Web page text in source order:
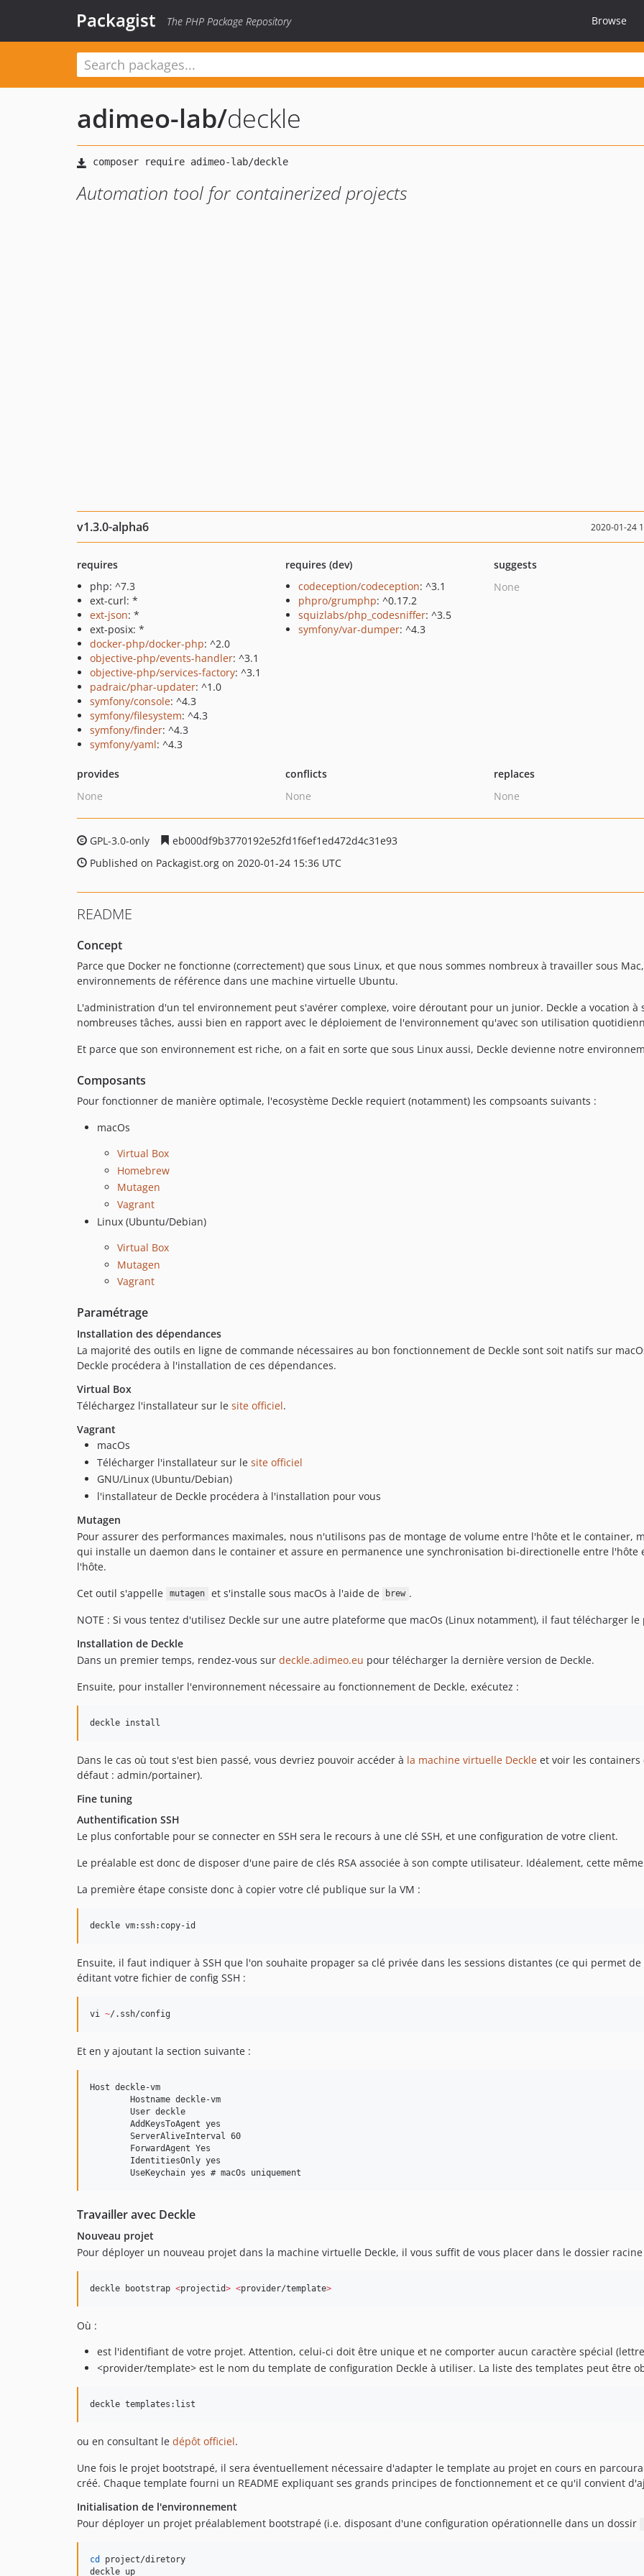
Packagist The PHP Package Repository Browse
adimeo-lab/deckle
Automation tool for containerized projects
v1.3.0-alpha6 2020-01-24
requires
php: ^7.3
ext-curl: *
ext-json: *
ext-posix: *
docker-php/docker-php: ^2.0
objective-php/events-handler: ^3.1
objective-php/services-factory: ^3.1
padraic/phar-updater: ^1.0
symfony/console: ^4.3
symfony/filesystem: ^4.3
symfony/finder: ^4.3
symfony/yaml: ^4.3
requires (dev)
codeception/codeception: ^3.1
phpro/grumphp: ^0.17.2
squizlabs/php_codesniffer: ^3.5
symfony/var-dumper: ^4.3
suggests
None
provides
None
conflicts
None
replaces
None
GPL-3.0-only
eb000df9b3770192e52fd1f6ef1ed472d4c31e93
Published on Packagist.org on 2020-01-24 15:36 UTC
README
Concept
Parce que Docker ne fonctionne (correctement) que sous Linux, et que nous sommes nombreux à travailler sous
environnements de référence dans une machine virtuelle Ubuntu.
L'administration d'un tel environnement peut s'avérer complexe, voire déroutant pour un junior. Deckle a vocation
nombreuses tâches, aussi bien en rapport avec le déploiement de l'environnement qu'avec son utilisation
Et parce que son environnement est riche, on a fait en sorte que sous Linux aussi, Deckle devienne notre
Composants
Pour fonctionner de manière optimale, l'ecosystème Deckle requiert (notamment) les compsoants suivants :
macOs
Virtual Box
Homebrew
Mutagen
Vagrant
Linux (Ubuntu/Debian)
Virtual Box
Mutagen
Vagrant
Paramétrage
Installation des dépendances
La majorité des outils en ligne de commande nécessaires au bon fonctionnement de Deckle sont soit natifs sur
Deckle procédera à l'installation de ces dépendances.
Virtual Box
Téléchargez l'installateur sur le site officiel.
Vagrant
macOs
Télécharger l'installateur sur le site officiel
GNU/Linux (Ubuntu/Debian)
l'installateur de Deckle procédera à l'installation pour vous
Mutagen
Pour assurer des performances maximales, nous n'utilisons pas de montage de volume entre l'hôte et le
qui installe un daemon dans le container et assure en permanence une synchronisation bi-directionelle entre l'hôte
l'hôte.
Cet outil s'appelle
mutagen et s'installe sous macOs à l'aide de brew .
NOTE : Si vous tentez d'utilisez Deckle sur une autre plateforme que macOs (Linux notamment), il faut télécharger le
Installation de Deckle
Dans un premier temps, rendez-vous sur deckle.adimeo.eu pour télécharger la dernière version de Deckle.
Ensuite, pour installer l'environnement nécessaire au fonctionnement de Deckle, exécutez :
deckle install
Dans le cas où tout s'est bien passé, vous devriez pouvoir accéder à la machine virtuelle Deckle et voir les
défaut : admin/portainer).
Fine tuning
Authentification SSH
Le plus confortable pour se connecter en SSH sera le recours à une clé SSH, et une configuration de votre client.
Le préalable est donc de disposer d'une paire de clés RSA associée à son compte utilisateur. Idéalement, cette
La première étape consiste donc à copier votre clé publique sur la VM :
deckle vm:ssh:copy-id
Ensuite, il faut indiquer à SSH que l'on souhaite propager sa clé privée dans les sessions distantes (ce qui permet
éditant votre fichier de config SSH :
vi ~/.ssh/config
Et en y ajoutant la section suivante :
Host deckle-vm
        Hostname deckle-vm
        User deckle
        AddKeysToAgent yes
        ServerAliveInterval 60
        ForwardAgent Yes
        IdentitiesOnly yes
Travailler avec Deckle
Nouveau projet
Pour déployer un nouveau projet dans la machine virtuelle Deckle, il vous suffit de vous placer dans le dossier
deckle bootstrap <projectid> <provider/template>
Où :
est l'identifiant de votre projet. Attention, celui-ci doit être unique et ne comporter aucun caractère spécial
<provider/template> est le nom du template de configuration Deckle à utiliser. La liste des templates peut être
deckle templates:list
ou en consultant le dépôt officiel.
Une fois le projet bootstrapé, il sera éventuellement nécessaire d'adapter le template au projet en cours en
créé. Chaque template fourni un README expliquant ses grands principes de fonctionnement et ce qu'il convient
Initialisation de l'environnement
Pour déployer un projet préalablement bootstrapé (i.e. disposant d'une configuration opérationnelle dans un dossir
cd
project/diretory
deckle up